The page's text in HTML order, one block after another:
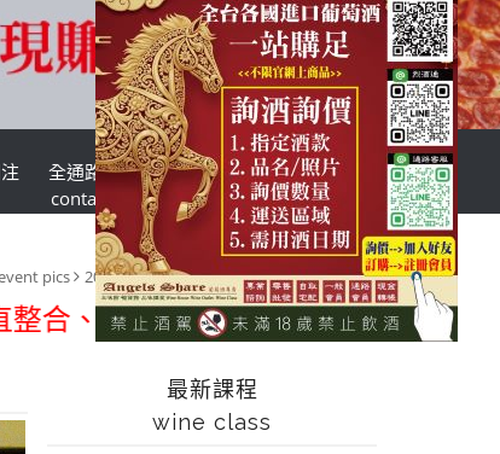
全通路客服
contact us
台灣酒商聯盟
TWSMA
課程&活動/線上報名
class&event/register
品酒紀錄
pics
2014/08/09 雅聚-書法與葡萄酒聯合藝文展
、一次購足」各國進口酒類商品 專
最新課程
wine class